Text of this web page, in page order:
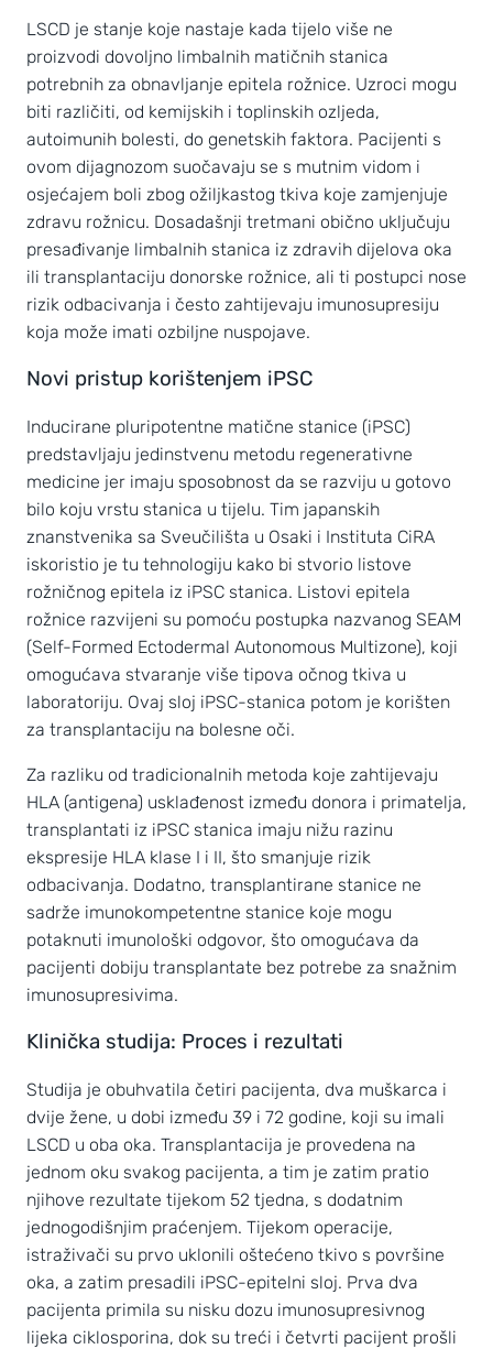
LSCD je stanje koje nastaje kada tijelo više ne
proizvodi dovoljno limbalnih matičnih stanica
potrebnih za obnavljanje epitela rožnice. Uzroci mogu
biti različiti, od kemijskih i toplinskih ozljeda,
autoimunih bolesti, do genetskih faktora. Pacijenti s
ovom dijagnozom suočavaju se s mutnim vidom i
osjećajem boli zbog ožiljkastog tkiva koje zamjenjuje
zdravu rožnicu. Dosadašnji tretmani obično uključuju
presađivanje limbalnih stanica iz zdravih dijelova oka
ili transplantaciju donorske rožnice, ali ti postupci nose
rizik odbacivanja i često zahtijevaju imunosupresiju
koja može imati ozbiljne nuspojave.
Novi pristup korištenjem iPSC
Inducirane pluripotentne matične stanice (iPSC)
predstavljaju jedinstvenu metodu regenerativne
medicine jer imaju sposobnost da se razviju u gotovo
bilo koju vrstu stanica u tijelu. Tim japanskih
znanstvenika sa Sveučilišta u Osaki i Instituta CiRA
iskoristio je tu tehnologiju kako bi stvorio listove
rožničnog epitela iz iPSC stanica. Listovi epitela
rožnice razvijeni su pomoću postupka nazvanog SEAM
(Self-Formed Ectodermal Autonomous Multizone), koji
omogućava stvaranje više tipova očnog tkiva u
laboratoriju. Ovaj sloj iPSC-stanica potom je korišten
za transplantaciju na bolesne oči.
Za razliku od tradicionalnih metoda koje zahtijevaju
HLA (antigena) usklađenost između donora i primatelja,
transplantati iz iPSC stanica imaju nižu razinu
ekspresije HLA klase I i II, što smanjuje rizik
odbacivanja. Dodatno, transplantirane stanice ne
sadrže imunokompetentne stanice koje mogu
potaknuti imunološki odgovor, što omogućava da
pacijenti dobiju transplantate bez potrebe za snažnim
imunosupresivima.
Klinička studija: Proces i rezultati
Studija je obuhvatila četiri pacijenta, dva muškarca i
dvije žene, u dobi između 39 i 72 godine, koji su imali
LSCD u oba oka. Transplantacija je provedena na
jednom oku svakog pacijenta, a tim je zatim pratio
njihove rezultate tijekom 52 tjedna, s dodatnim
jednogodišnjim praćenjem. Tijekom operacije,
istraživači su prvo uklonili oštećeno tkivo s površine
oka, a zatim presadili iPSC-epitelni sloj. Prva dva
pacijenta primila su nisku dozu imunosupresivnog
lijeka ciklosporina, dok su treći i četvrti pacijent prošli